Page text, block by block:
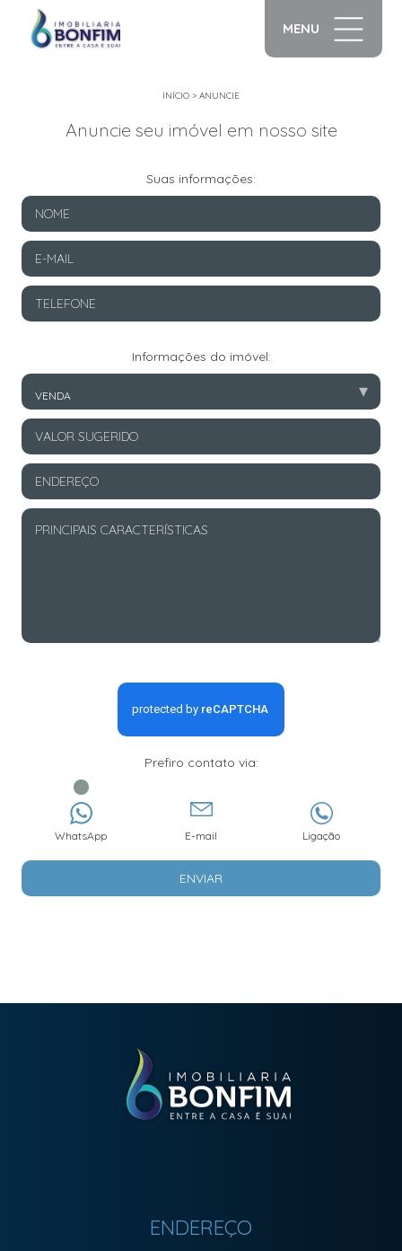
MENU
INÍCIO > ANUNCIE
Anuncie seu imóvel em nosso site
Suas informações:
Informações do imóvel:
VENDA ▾
Prefiro contato via:
WhatsApp E-mail Ligação
ENVIAR
ENDEREÇO